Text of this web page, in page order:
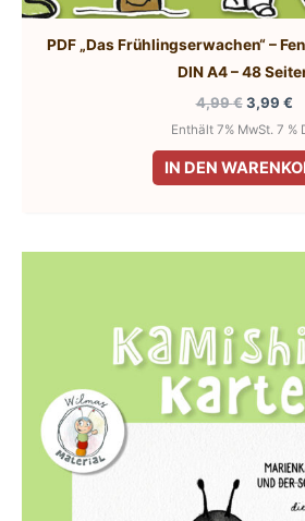
PDF „Das Frühlingserwachen“ –
DIN A4 – 48
4,99€
war:
3,99 €
Enthält 7% MwSt. 7 %
IN DEN